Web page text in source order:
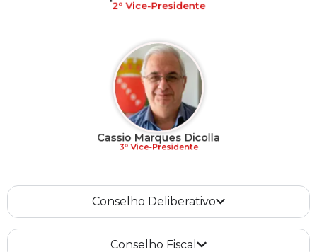
2º Vice-Presidente
Cassio Marques Dicolla
Conselho Deliberativo
Conselho Fiscal